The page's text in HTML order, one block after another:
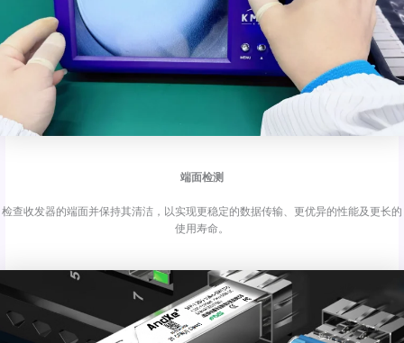
端面检测
检查收发器的端面并保持其清洁，以实现更稳定的数据传输、更优异的性能及更长的
使用寿命。